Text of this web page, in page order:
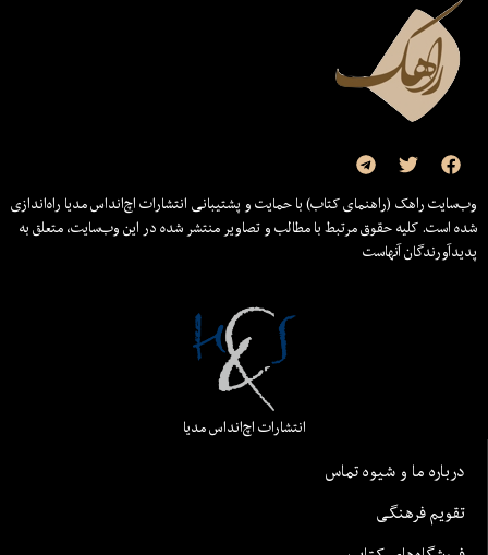
وب‌سایت راهک (راهنمای کتاب) با حمایت و پشتیبانی انتشارات اچ‌اند‌اس مدیا راه‌اندازی
شده است. کلیه حقوق مرتبط با مطالب و تصاویر منتشر شده در این وب‌سایت، متعلق به
پدیدآورندگان آنهاست
انتشارات اچ‌اند‌اس مدیا
درباره ما و شیوه تماس
تقویم فرهنگی